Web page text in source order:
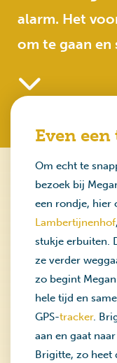
alarm. Het
om te gaan en
Even
Om echt te
bezoek bij
een rondje, hier
Lambertijnenhof
stukje erbuiten.
ze verder
zo begint
hele tijd en
GPS-tracker.
aan en gaat
Brigitte, zo heet